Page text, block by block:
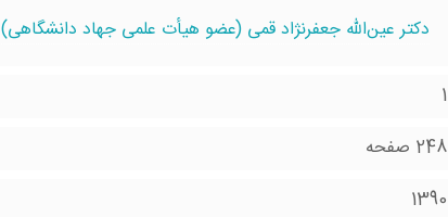
دکتر عین‌الله جعفرنژاد قمی (عضو هیأت علمی جهاد دانشگاهی)
1
248 صفحه
1390